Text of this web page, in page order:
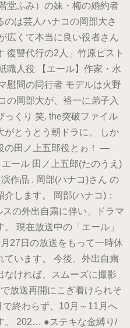
堂ふみ）の妹・梅の婚約者
は芸人ハナコの岡部大さ
広くて本当に良い役者さん
復讐代行の2人」竹原ピスト
職人役 【エール】作家・水
慰問の同行者 モデルは火野
の岡部大が、裕一に弟子入
くり 笑. the突破ファイル
がとうとう朝ドラに。 しか
の田ノ上五郎役とゎ！ —
ール 田ノ上五郎(たのうえ)
作品 . 岡部(ハナコ)さん の
します。 岡部(ハナコ)：
の外出自粛に伴い、ドラマ
現在放送中の「エール」
27日の放送をもって一時休
ています。 今後、外出自粛
なければ、スムーズに撮影
放送再開にこぎ着けられそ
終わらず、10月～11月へ
。 202… ●ステキな金縛り/